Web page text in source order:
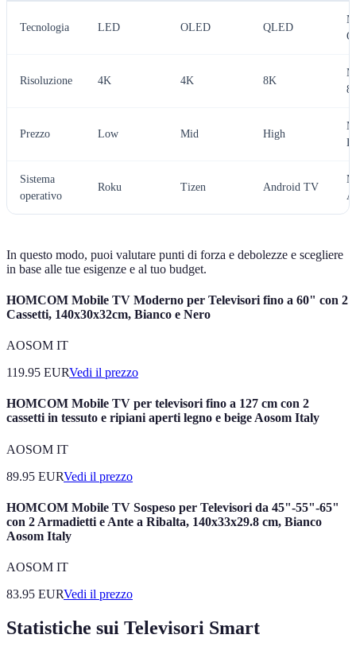
Tecnologia LED OLED QLED
Risoluzione 4K 4K 8K
Prezzo Low Mid High
Sistema
operativo
Roku Tizen Android TV
In questo modo, puoi valutare punti di forza e debolezze e scegliere
in base alle tue esigenze e al tuo budget.
HOMCOM Mobile TV Moderno per Televisori fino a 60" con 2
Cassetti, 140x30x32cm, Bianco e Nero
AOSOM IT
119.95 EURVedi il prezzo
HOMCOM Mobile TV per televisori fino a 127 cm con 2
cassetti in tessuto e ripiani aperti legno e beige Aosom Italy
AOSOM IT
89.95 EURVedi il prezzo
HOMCOM Mobile TV Sospeso per Televisori da 45"-55"-65"
con 2 Armadietti e Ante a Ribalta, 140x33x29.8 cm, Bianco
Aosom Italy
AOSOM IT
83.95 EURVedi il prezzo
Statistiche sui Televisori Smart